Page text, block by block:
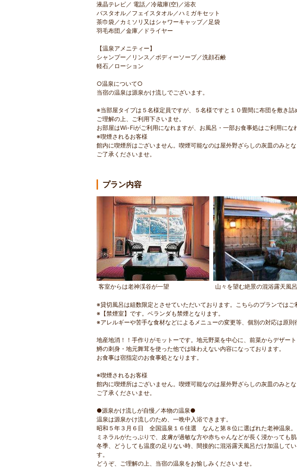
液晶テレビ／ 電話／冷蔵庫(空)／浴衣
バスタオル／フェイスタオル／ハミガキセット
茶巾袋／カミソリ又はシャワーキャップ／足袋
羽毛布団／金庫／ドライヤー
【温泉アメニティー】
シャンプー／リンス／ボディーソープ／洗顔石鹸
軽石／ローション
○温泉について○
当宿の温泉は源泉かけ流しでございます。
※当部屋タイプは５名様定員ですが、５名様ですと１０畳間に布団を敷き詰
ご理解の上、ご利用下さいませ。
お部屋はWi-Fiがご利用になれますが、お風呂・一部お食事処はご利用にな
※喫煙されるお客様
館内に喫煙所はございません。喫煙可能なのは屋外野ざらしの灰皿のみとな
ご了承くださいませ。
プラン内容
客室からは老神渓谷が一望 山々を望む絶景の混浴露天風呂
※貸切風呂は組数限定とさせていただいております。こちらのプランではご
※【禁煙室】です。ベランダも禁煙となります。
※アレルギーや苦手な食材などによるメニューの変更等、個別の対応は原
地産地消！！手作りがモットーです。地元野菜を中心に、前菜からデザー
鱒の刺身・地元舞茸を使った他では味わえない内容になっております。
お食事は宿指定のお食事処となります。
※喫煙されるお客様
館内に喫煙所はございません。喫煙可能なのは屋外野ざらしの灰皿のみとな
ご了承くださいませ。
●源泉かけ流しが自慢／本物の温泉●
温泉は源泉かけ流しのため、一晩中入浴できます。
昭和５年３月６日 全国温泉１６佳選 なんと第８位に選ばれた老神温泉。
ミネラルがたっぷりで、皮膚が過敏な方や赤ちゃんなどが長く浸かっても肌
冬季、どうしても温度の足りない時、間接的に混浴露天風呂だけ加温して
す。
どうぞ、ご理解の上、当宿の温泉をお愉しみくださいませ。